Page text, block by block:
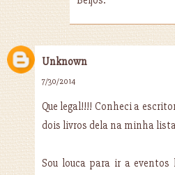
Unknown
7/30/2014
Que legal!!!! Conheci a
dois livros dela na minha
Sou louca para ir a